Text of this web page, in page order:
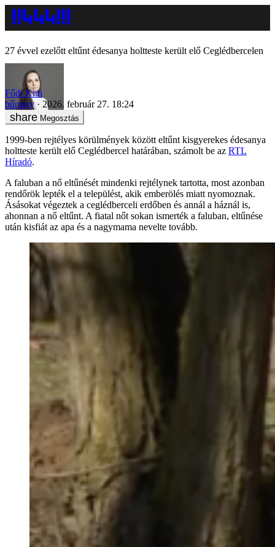
27 évvel ezelőtt eltűnt édesanya holtteste került elő Ceglédbercelen
Fődi Kitti
bűnügy
2026. február 27. 18:24
Megosztás
1999-ben rejtélyes körülmények között eltűnt kisgyerekes édesanya
holtteste került elő Ceglédbercel határában, számolt be az RTL
Híradó.
A faluban a nő eltűnését mindenki rejtélynek tartotta, most azonban
rendőrök lepték el a települést, akik emberölés miatt nyomoznak.
Ásásokat végeztek a ceglédberceli erdőben és annál a háznál is,
ahonnan a nő eltűnt. A fiatal nőt sokan ismerték a faluban, eltűnése
után kisfiát az apa és a nagymama nevelte tovább.